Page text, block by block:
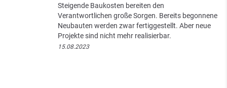
Steigende Baukosten bereiten den
Verantwortlichen große Sorgen. Bereits begonnene
Neubauten werden zwar fertiggestellt. Aber neue
Projekte sind nicht mehr realisierbar.
15.08.2023